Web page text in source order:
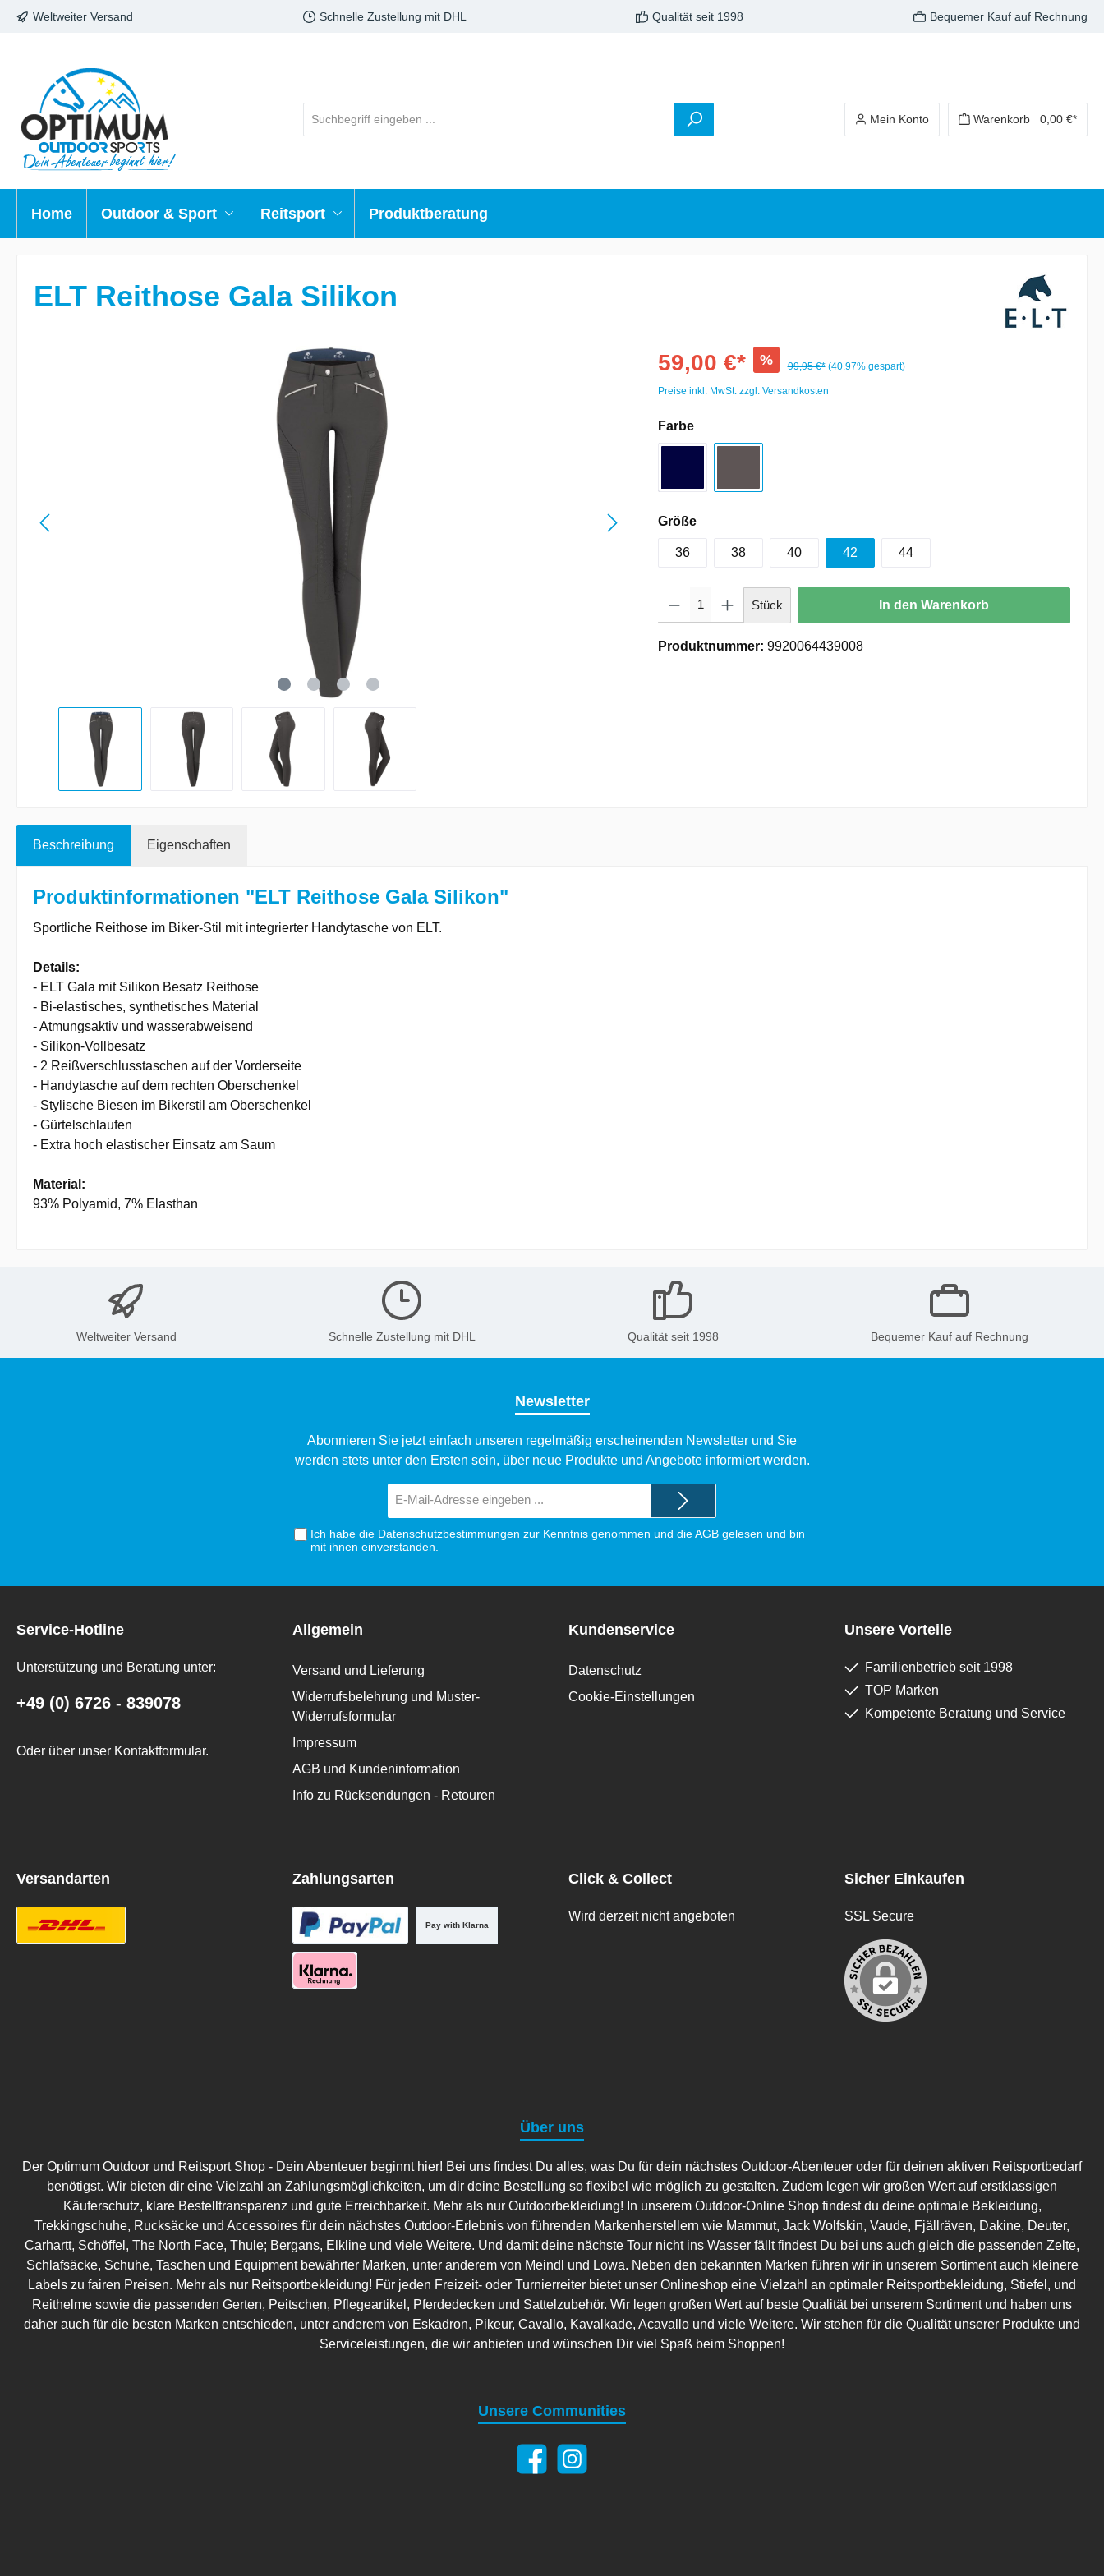
Weltweiter Versand Schnelle Zustellung mit DHL Qualität seit 1998 Bequemer Kauf auf Rechnung
Mein Konto Warenkorb 0,00 €*
Home Outdoor & Sport Reitsport Produktberatung
ELT Reithose Gala Silikon
59,00 €* % 99,95 €* (40.97% gespart)
Preise inkl. MwSt. zzgl. Versandkosten
Farbe
Größe
36 38 40 42 44
Stück In den Warenkorb
Produktnummer: 9920064439008
Beschreibung Eigenschaften
Produktinformationen "ELT Reithose Gala Silikon"
Sportliche Reithose im Biker-Stil mit integrierter Handytasche von ELT.
Details:
- ELT Gala mit Silikon Besatz Reithose
- Bi-elastisches, synthetisches Material
- Atmungsaktiv und wasserabweisend
- Silikon-Vollbesatz
- 2 Reißverschlusstaschen auf der Vorderseite
- Handytasche auf dem rechten Oberschenkel
- Stylische Biesen im Bikerstil am Oberschenkel
- Gürtelschlaufen
- Extra hoch elastischer Einsatz am Saum
Material:
93% Polyamid, 7% Elasthan
Weltweiter Versand Schnelle Zustellung mit DHL Qualität seit 1998 Bequemer Kauf auf Rechnung
Newsletter
Abonnieren Sie jetzt einfach unseren regelmäßig erscheinenden Newsletter und Sie
werden stets unter den Ersten sein, über neue Produkte und Angebote informiert werden.
Mail-
Adresse*
Ich habe die Datenschutzbestimmungen zur Kenntnis genommen und dieAGB gelesen und bin
mit ihnen einverstanden.
Service-Hotline
Unterstützung und Beratung unter:
+49 (0) 6726 - 839078
Oder über unser Kontaktformular.
Allgemein
Versand und Lieferung
Widerrufsbelehrung und Muster-
Widerrufsformular
Impressum
AGB und Kundeninformation
Info zu Rücksendungen - Retouren
Kundenservice
Datenschutz
Cookie-Einstellungen
Unsere Vorteile
Familienbetrieb seit 1998
TOP Marken
Kompetente Beratung und Service
Versandarten Zahlungsarten
Pay with Klarna
Click & Collect
Wird derzeit nicht angeboten
Sicher Einkaufen
SSL Secure
Über uns
Der Optimum Outdoor und Reitsport Shop - Dein Abenteuer beginnt hier! Bei uns findest Du alles, was Du für dein nächstes Outdoor-Abenteuer oder für deinen aktiven Reitsportbedarf
benötigst. Wir bieten dir eine Vielzahl an Zahlungsmöglichkeiten, um dir deine Bestellung so flexibel wie möglich zu gestalten. Zudem legen wir großen Wert auf erstklassigen
Käuferschutz, klare Bestelltransparenz und gute Erreichbarkeit. Mehr als nur Outdoorbekleidung! In unserem Outdoor-Online Shop findest du deine optimale Bekleidung,
Trekkingschuhe, Rucksäcke und Accessoires für dein nächstes Outdoor-Erlebnis von führenden Markenherstellern wie Mammut, Jack Wolfskin, Vaude, Fjällräven, Dakine, Deuter,
Carhartt, Schöffel, The North Face, Thule; Bergans, Elkline und viele Weitere. Und damit deine nächste Tour nicht ins Wasser fällt findest Du bei uns auch gleich die passenden Zelte,
Schlafsäcke, Schuhe, Taschen und Equipment bewährter Marken, unter anderem von Meindl und Lowa. Neben den bekannten Marken führen wir in unserem Sortiment auch kleinere
Labels zu fairen Preisen. Mehr als nur Reitsportbekleidung! Für jeden Freizeit- oder Turnierreiter bietet unser Onlineshop eine Vielzahl an optimaler Reitsportbekleidung, Stiefel, und
Reithelme sowie die passenden Gerten, Peitschen, Pflegeartikel, Pferdedecken und Sattelzubehör. Wir legen großen Wert auf beste Qualität bei unserem Sortiment und haben uns
daher auch für die besten Marken entschieden, unter anderem von Eskadron, Pikeur, Cavallo, Kavalkade, Acavallo und viele Weitere. Wir stehen für die Qualität unserer Produkte und
Serviceleistungen, die wir anbieten und wünschen Dir viel Spaß beim Shoppen!
Unsere Communities